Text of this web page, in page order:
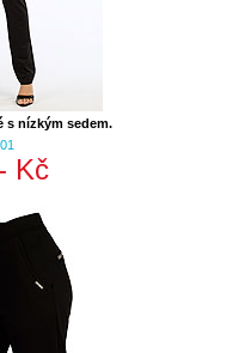
s nízkým sedem.
Kč